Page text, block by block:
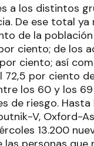
a los distintos
De ese total
de la
ciento; de los
ciento; así
por ciento
los 60 y los
de riesgo. Hasta
V, Oxford-
13.200